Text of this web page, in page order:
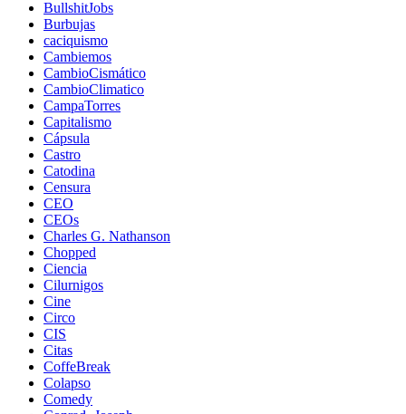
BullshitJobs
Burbujas
caciquismo
Cambiemos
CambioCismático
CambioClimatico
CampaTorres
Capitalismo
Cápsula
Castro
Catodina
Censura
CEO
CEOs
Charles G. Nathanson
Chopped
Ciencia
Cilurnigos
Cine
Circo
CIS
Citas
CoffeBreak
Colapso
Comedy